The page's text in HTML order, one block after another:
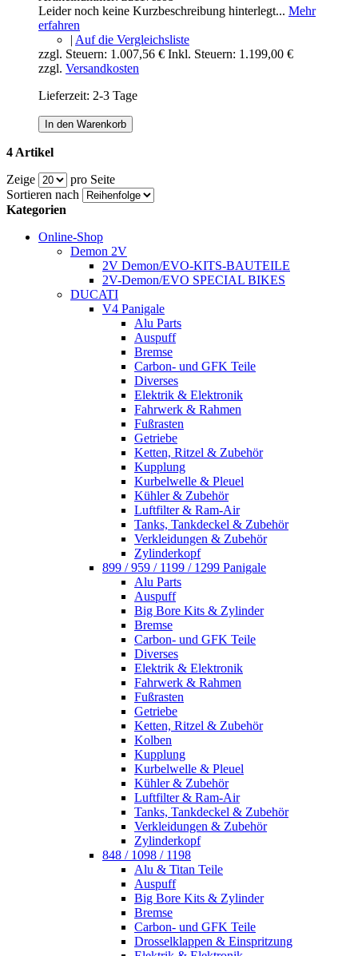
Leider noch keine Kurzbeschreibung hinterlegt... Mehr
erfahren
| Auf die Vergleichsliste
zzgl. Steuern: 1.007,56 € Inkl. Steuern: 1.199,00 €
zzgl. Versandkosten
Lieferzeit: 2-3 Tage
In den Warenkorb
4 Artikel
Zeige
pro Seite
Sortieren nach
Kategorien
Online-Shop
Demon 2V
2V Demon/EVO-KITS-BAUTEILE
2V-Demon/EVO SPECIAL BIKES
DUCATI
V4 Panigale
Alu Parts
Auspuff
Bremse
Carbon- und GFK Teile
Diverses
Elektrik & Elektronik
Fahrwerk & Rahmen
Fußrasten
Getriebe
Ketten, Ritzel & Zubehör
Kupplung
Kurbelwelle & Pleuel
Kühler & Zubehör
Luftfilter & Ram-Air
Tanks, Tankdeckel & Zubehör
Verkleidungen & Zubehör
Zylinderkopf
899 / 959 / 1199 / 1299 Panigale
Alu Parts
Auspuff
Big Bore Kits & Zylinder
Bremse
Carbon- und GFK Teile
Diverses
Elektrik & Elektronik
Fahrwerk & Rahmen
Fußrasten
Getriebe
Ketten, Ritzel & Zubehör
Kolben
Kupplung
Kurbelwelle & Pleuel
Kühler & Zubehör
Luftfilter & Ram-Air
Tanks, Tankdeckel & Zubehör
Verkleidungen & Zubehör
Zylinderkopf
848 / 1098 / 1198
Alu & Titan Teile
Auspuff
Big Bore Kits & Zylinder
Bremse
Carbon- und GFK Teile
Drosselklappen & Einspritzung